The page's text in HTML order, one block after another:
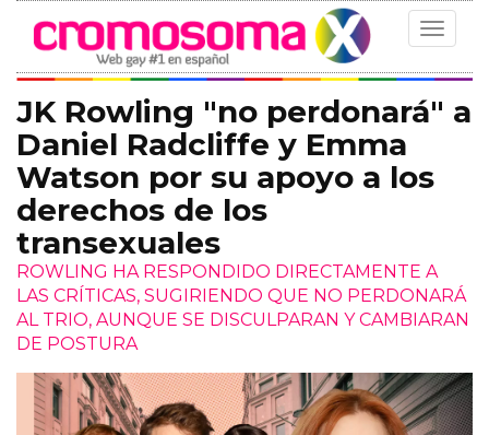
Toggle
JK Rowling "no perdonará" a
Daniel Radcliffe y Emma
Watson por su apoyo a los
derechos de los
transexuales
ROWLING HA RESPONDIDO DIRECTAMENTE A
LAS CRÍTICAS, SUGIRIENDO QUE NO PERDONARÁ
AL TRIO, AUNQUE SE DISCULPARAN Y CAMBIARAN
DE POSTURA